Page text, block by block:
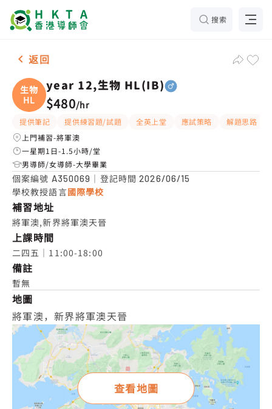
搜索
男-1名 year 12,生物 HL(IB)，將軍澳 補習推介
返回
生物
HL
year 12,生物 HL(IB)
$480/hr
提供筆記 提供練習題/試題 全英上堂 應試策略 解題思路
上門補習-將軍澳
一星期1日-1.5小時/堂
男導師/女導師-大學畢業
個案編號 A350069 ｜登記時間2026/06/15
學校教授語言國際學校
補習地址
將軍澳,新界將軍澳天晉
上課時間
二四五｜11:00-18:00
備註
暫無
地圖
將軍澳，新界將軍澳天晉
查看地圖